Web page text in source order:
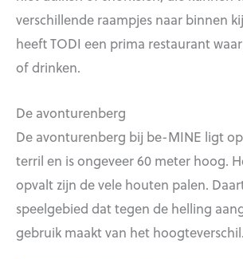
verschillende raampjes naar binnen
heeft TODI een prima restaurant
of drinken.
De avonturenberg
De avonturenberg bij be-MINE ligt
terril en is ongeveer 60 meter hoog.
opvalt zijn de vele houten palen.
speelgebied dat tegen de helling
gebruik maakt van het hoogteverschil.